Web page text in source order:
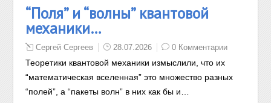
“Поля” и “волны” квантовой
механики…
Сергей Сергеев 28.07.2026 0 Комментарии
Теоретики квантовой механики измыслили, что их
“математическая вселенная” это множество разных
“полей”, а “пакеты волн” в них как бы и…